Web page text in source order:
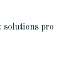
solutions pro